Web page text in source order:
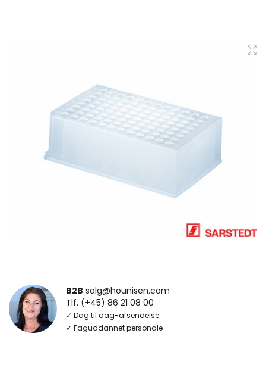
B2B salg@hounisen.com
Tlf. (+45) 86 21 08 00
✓ Dag til dag-afsendelse
✓ Faguddannet personale